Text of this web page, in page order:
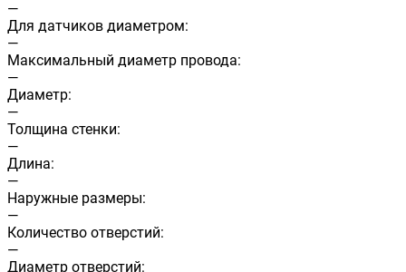
—
Для датчиков диаметром:
—
Максимальный диаметр провода:
—
Диаметр:
—
Толщина стенки:
—
Длина:
—
Наружные размеры:
—
Количество отверстий:
—
Диаметр отверстий: